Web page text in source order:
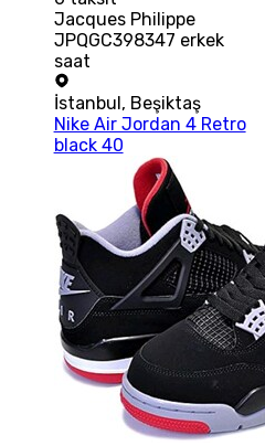
Jacques Philippe
JPQGC398347 erkek
saat
İstanbul, Beşiktaş
Nike Air Jordan 4 Retro
black 40